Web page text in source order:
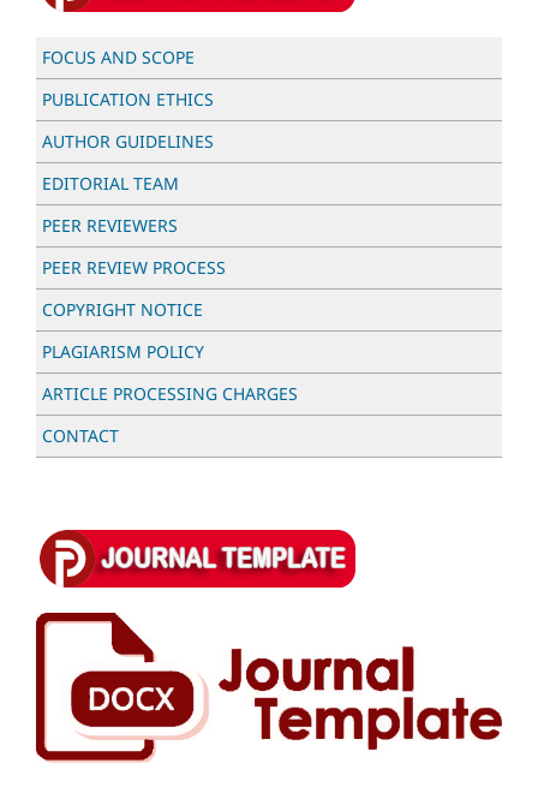
FOCUS AND SCOPE
PUBLICATION ETHICS
AUTHOR GUIDELINES
EDITORIAL TEAM
PEER REVIEWERS
PEER REVIEW PROCESS
COPYRIGHT NOTICE
PLAGIARISM POLICY
ARTICLE PROCESSING CHARGES
CONTACT